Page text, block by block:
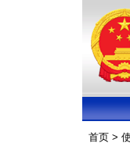
首页 >